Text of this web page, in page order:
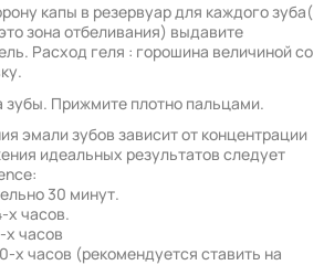
капы в резервуар для каждого зуба(
зона отбеливания) выдавите
Расход геля : горошина величиной со
зубы. Прижмите плотно пальцами.
эмали зубов зависит от концентрации
идеальных результатов следует
30 минут.
х часов.
х часов
х часов (рекомендуется ставить на